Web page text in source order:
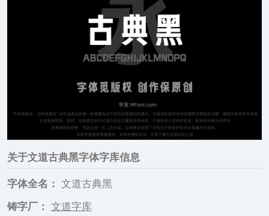
关于文道古典黑字体字库信息
字体全名： 文道古典黑
铸字厂： 文道字库